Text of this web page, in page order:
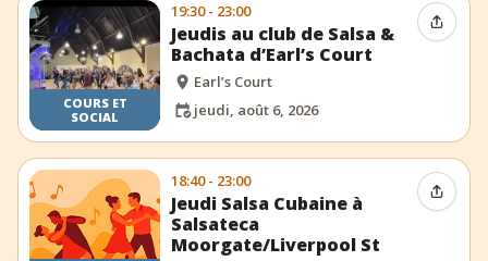
COURS ET
SOCIAL
19:30 - 23:00
Jeudis au club de Salsa &
Bachata d’Earl’s Court
Earl’s Court
jeudi, août 6, 2026
18:40 - 23:00
Jeudi Salsa Cubaine à
Salsateca
Moorgate/Liverpool St